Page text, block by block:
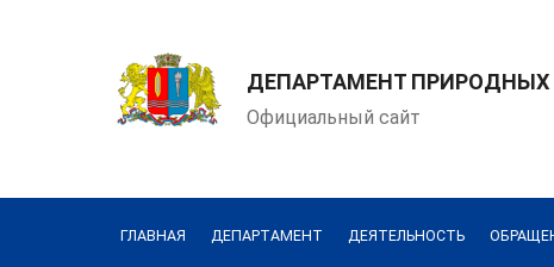
ДЕПАРТАМЕНТ ПРИРОДНЫХ
Официальный сайт
ГЛАВНАЯ ДЕПАРТАМЕНТ ДЕЯТЕЛЬНОСТЬ